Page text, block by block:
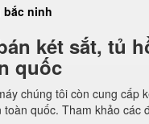
ninh
két sắt, tủ
quốc
chúng tôi còn cung cấp
quốc. Tham khảo các